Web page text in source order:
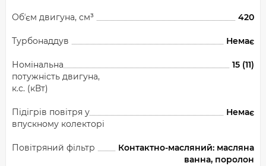
Обʼєм двигуна, см³ 420
Турбонаддув Немає
Номінальна
потужність двигуна,
к.с. (кВт)
15 (11)
Підігрів повітря у
впускному колекторі
Немає
Повітряний фільтр
Контактно-масляний: масляна
ванна, поролон